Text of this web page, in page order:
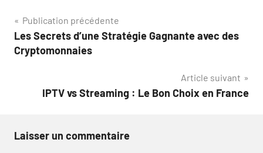
Navigation
de
Publication précédente
Les Secrets d’une Stratégie Gagnante avec des
Cryptomonnaies
Article suivant
IPTV vs Streaming : Le Bon Choix en France
Laisser un commentaire